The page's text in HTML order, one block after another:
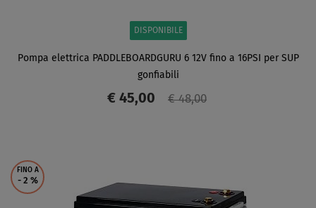
DISPONIBILE
Pompa elettrica PADDLEBOARDGURU 6 12V fino a 16PSI per SUP
gonfiabili
€ 45,00 € 48,00
FINO A
- 2 %